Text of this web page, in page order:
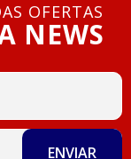
OFERTAS
NEWS